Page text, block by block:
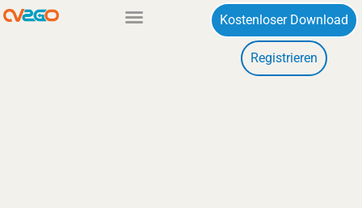
Zum
Kostenloser Download
Registrieren